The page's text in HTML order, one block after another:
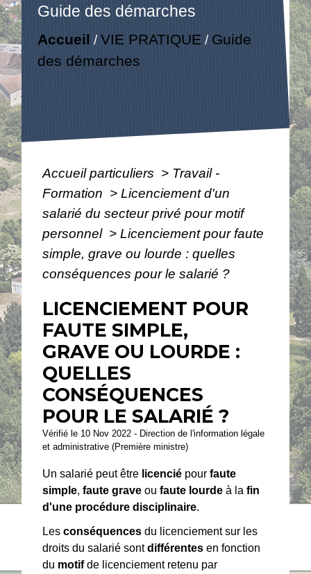
Guide des démarches
Accueil /VIE PRATIQUE / Guide
des démarches
Accueil particuliers > Travail -
Formation > Licenciement d'un
salarié du secteur privé pour motif
personnel > Licenciement pour faute
simple, grave ou lourde : quelles
conséquences pour le salarié ?
LICENCIEMENT POUR
FAUTE SIMPLE,
GRAVE OU LOURDE :
QUELLES
CONSÉQUENCES
POUR LE SALARIÉ ?
Vérifié le 10 Nov 2022 - Direction de l'information légale
et administrative (Première ministre)
Un salarié peut être licencié pourfaute
simple,faute grave oufaute lourde à lafin
d'une procédure disciplinaire.
Lesconséquences du licenciement sur les
droits du salarié sontdifférentes en fonction
du motifde licenciement retenu par